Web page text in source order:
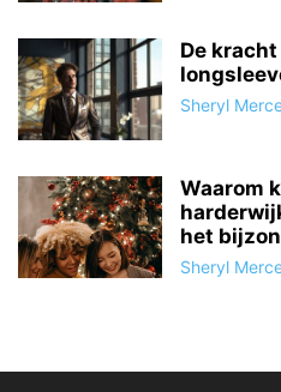
De
Sheryl
Waarom
het
Sheryl